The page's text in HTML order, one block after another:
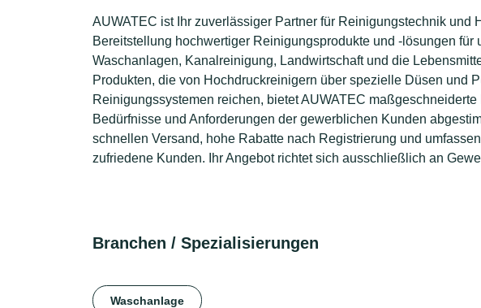
AUWATEC ist Ihr zuverlässiger Partner für Reinigungstechnik und
Bereitstellung hochwertiger Reinigungsprodukte und -lösungen für
Waschanlagen, Kanalreinigung, Landwirtschaft und die
Produkten, die von Hochdruckreinigern über spezielle Düsen und
Reinigungssystemen reichen, bietet AUWATEC
Bedürfnisse und Anforderungen der gewerblichen Kunden
schnellen Versand, hohe Rabatte nach Registrierung und
zufriedene Kunden. Ihr Angebot richtet sich ausschließlich an
Branchen / Spezialisierungen
Waschanlage